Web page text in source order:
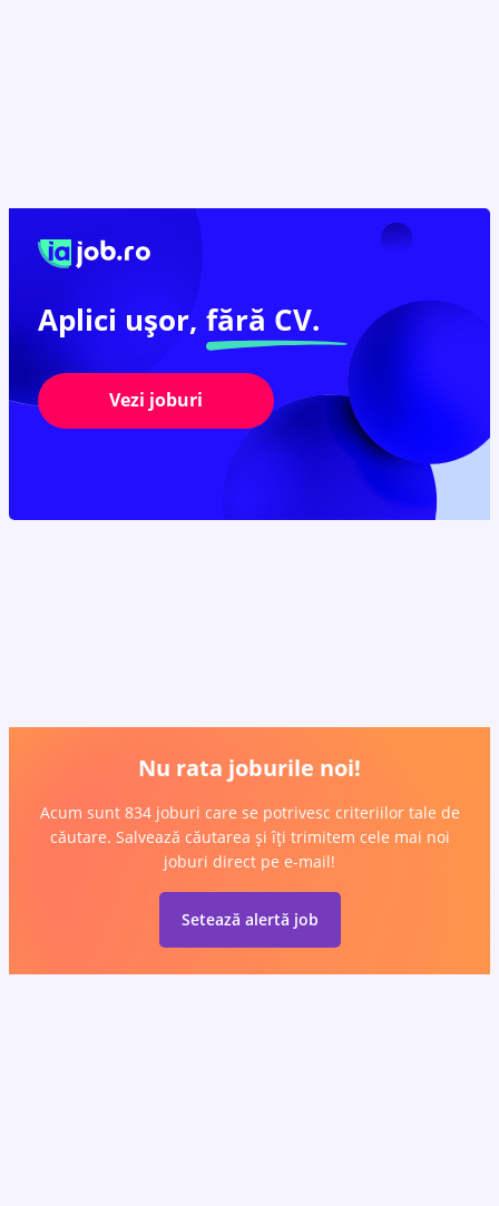
Aplici ușor, fără CV.
Vezi joburi
Nu rata joburile noi!
Acum sunt 834 joburi care se potrivesc criteriilor tale de
căutare. Salvează căutarea și îți trimitem cele mai noi
joburi direct pe e-mail!
Setează alertă job